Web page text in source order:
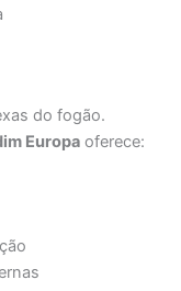
do fogão.
Europa oferece: